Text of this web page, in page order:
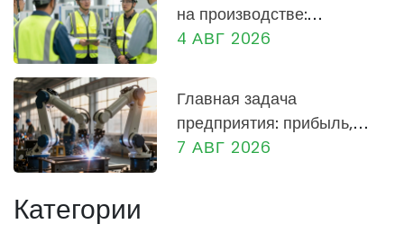
на производстве:
практическое руководство
4 АВГ 2026
Главная задача
предприятия: прибыль,
социальная роль и
7 АВГ 2026
Категории